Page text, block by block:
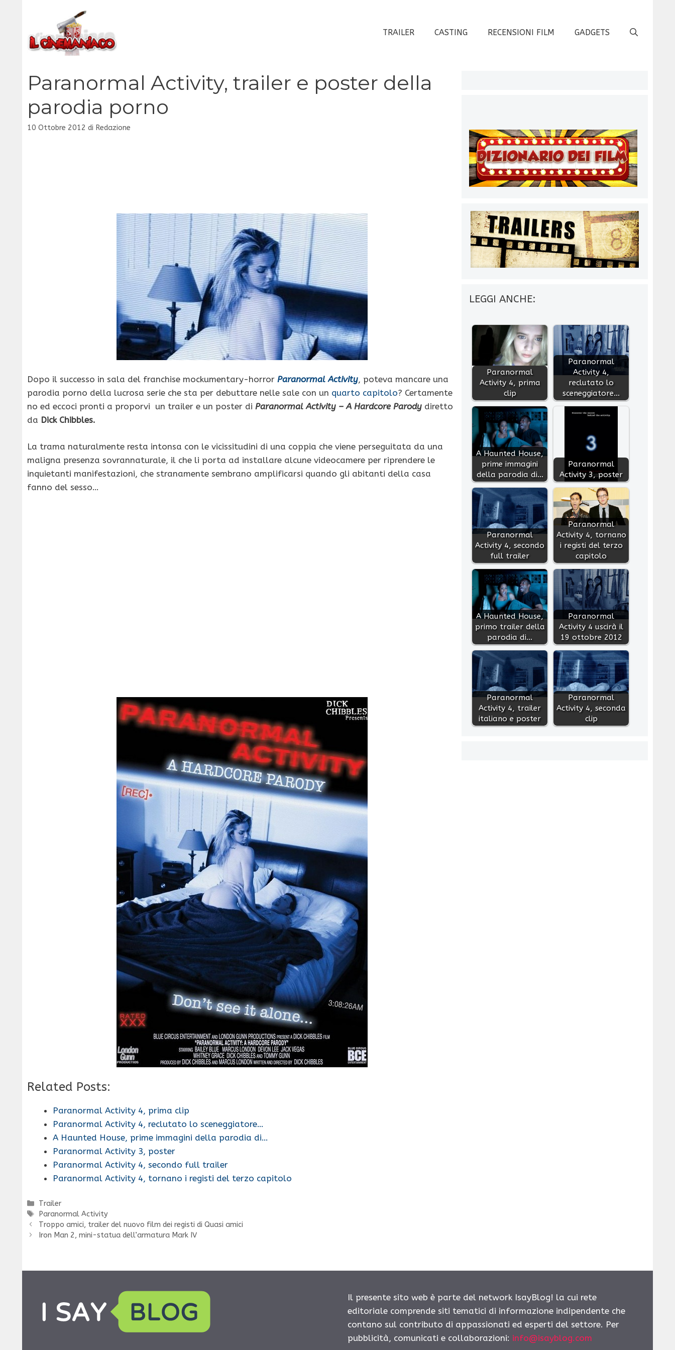
contenuto
TRAILER CASTING RECENSIONI FILM GADGETS
Paranormal Activity, trailer e poster della
parodia porno
10 Ottobre 2012 di Redazione
Dopo il successo in sala del franchise mockumentary-horror Paranormal Activity, poteva mancare una
parodia porno della lucrosa serie che sta per debuttare nelle sale con un quarto capitolo? Certamente
no ed eccoci pronti a proporvi un trailer e un poster di Paranormal Activity – A Hardcore Parody diretto
da Dick Chibbles.
La trama naturalmente resta intonsa con le vicissitudini di una coppia che viene perseguitata da una
maligna presenza sovrannaturale, il che li porta ad installare alcune videocamere per riprendere le
inquietanti manifestazioni, che stranamente sembrano amplificarsi quando gli abitanti della casa
fanno del sesso…
Related Posts:
Paranormal Activity 4, prima clip
Paranormal Activity 4, reclutato lo sceneggiatore…
A Haunted House, prime immagini della parodia di…
Paranormal Activity 3, poster
Paranormal Activity 4, secondo full trailer
Paranormal Activity 4, tornano i registi del terzo capitolo
Categorie
Trailer
Tag
Paranormal Activity
Troppo amici, trailer del nuovo film dei registi di Quasi amici
Iron Man 2, mini-statua dell’armatura Mark IV
LEGGI ANCHE:
Paranormal
Activity 4, prima
clip
Paranormal
Activity 4,
reclutato lo
sceneggiatore…
A Haunted House,
prime immagini
della parodia di…
Paranormal
Activity 3, poster
Paranormal
Activity 4, secondo
full trailer
Paranormal
Activity 4, tornano
i registi del terzo
capitolo
A Haunted House,
primo trailer della
parodia di…
Paranormal
Activity 4 uscirà il
19 ottobre 2012
Paranormal
Activity 4, trailer
italiano e poster
Paranormal
Activity 4, seconda
clip
Il presente sito web è parte del network IsayBlog! la cui rete
editoriale comprende siti tematici di informazione indipendente che
contano sul contributo di appassionati ed esperti del settore. Per
pubblicità, comunicati e collaborazioni: info@isayblog.com